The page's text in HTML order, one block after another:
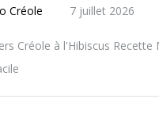
Créole 7 juillet 2026
Créole à l'Hibiscus Recette